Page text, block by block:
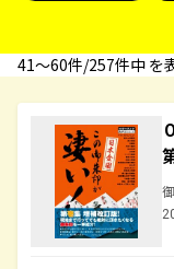
41〜60件/257件中 を